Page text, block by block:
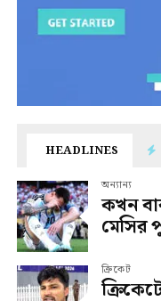
HEADLINES
অন্যান্য
কখন
মেসির
ক্রিকেট